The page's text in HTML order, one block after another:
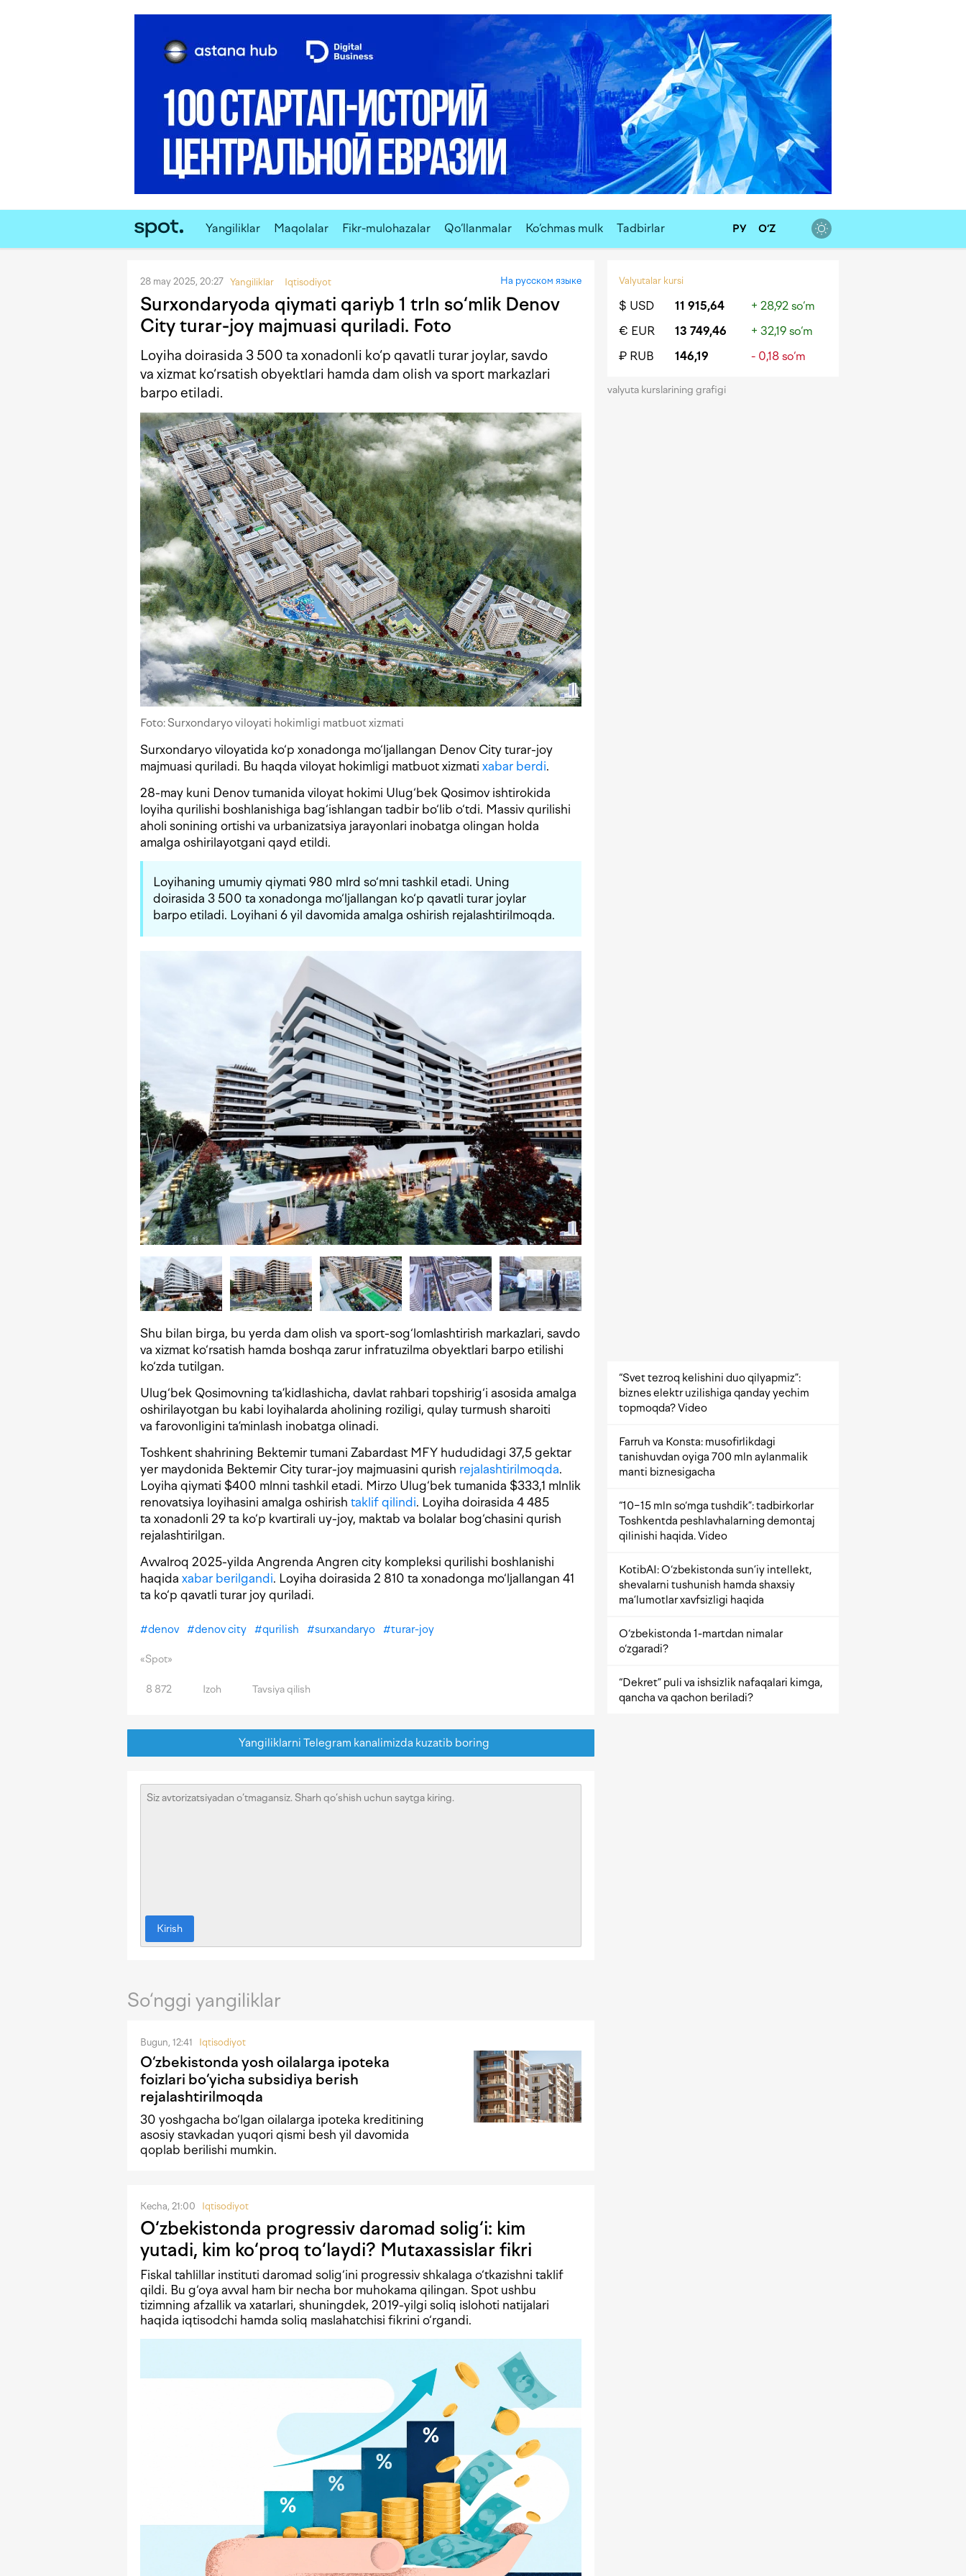
Yangiliklar Maqolalar Fikr-mulohazalar Qo‘llanmalar Ko‘chmas mulk Tadbirlar РУ O‘Z
28 may 2025, 20:27 Yangiliklar Iqtisodiyot На русском языке
Surxondaryoda qiymati qariyb 1 trln so‘mlik Denov
City turar-joy majmuasi quriladi. Foto
Loyiha doirasida 3 500 ta xonadonli ko‘p qavatli turar joylar, savdo
va xizmat ko‘rsatish obyektlari hamda dam olish va sport markazlari
barpo etiladi.
Foto: Surxondaryo viloyati hokimligi matbuot xizmati
Surxondaryo viloyatida ko‘p xonadonga mo‘ljallangan Denov City turar-joy
majmuasi quriladi. Bu haqda viloyat hokimligi matbuot xizmati xabar berdi.
28-may kuni Denov tumanida viloyat hokimi Ulug‘bek Qosimov ishtirokida
loyiha qurilishi boshlanishiga bag‘ishlangan tadbir bo‘lib o‘tdi. Massiv qurilishi
aholi sonining ortishi va urbanizatsiya jarayonlari inobatga olingan holda
amalga oshirilayotgani qayd etildi.
Loyihaning umumiy qiymati 980 mlrd so‘mni tashkil etadi. Uning
doirasida 3 500 ta xonadonga mo‘ljallangan ko‘p qavatli turar joylar
barpo etiladi. Loyihani 6 yil davomida amalga oshirish rejalashtirilmoqda.
Shu bilan birga, bu yerda dam olish va sport-sog‘lomlashtirish markazlari, savdo
va xizmat ko‘rsatish hamda boshqa zarur infratuzilma obyektlari barpo etilishi
ko‘zda tutilgan.
Ulug‘bek Qosimovning ta’kidlashicha, davlat rahbari topshirig‘i asosida amalga
oshirilayotgan bu kabi loyihalarda aholining roziligi, qulay turmush sharoiti
va farovonligini ta’minlash inobatga olinadi.
Toshkent shahrining Bektemir tumani Zabardast MFY hududidagi 37,5 gektar
yer maydonida Bektemir City turar-joy majmuasini qurish rejalashtirilmoqda.
Loyiha qiymati $400 mlnni tashkil etadi. Mirzo Ulug‘bek tumanida $333,1 mlnlik
renovatsiya loyihasini amalga oshirish taklif qilindi. Loyiha doirasida 4 485
ta xonadonli 29 ta ko‘p kvartirali uy-joy, maktab va bolalar bog‘chasini qurish
rejalashtirilgan.
Avvalroq 2025-yilda Angrenda Angren city kompleksi qurilishi boshlanishi
haqida xabar berilgandi. Loyiha doirasida 2 810 ta xonadonga mo‘ljallangan 41
ta ko‘p qavatli turar joy quriladi.
#denov #denov city #qurilish #surxandaryo #turar-joy
«Spot»
8 872 Izoh Tavsiya qilish
Yangiliklarni Telegram kanalimizda kuzatib boring
Kirish
So‘nggi yangiliklar
Bugun, 12:41 Iqtisodiyot
O‘zbekistonda yosh oilalarga ipoteka
foizlari bo‘yicha subsidiya berish
rejalashtirilmoqda
30 yoshgacha bo‘lgan oilalarga ipoteka kreditining
asosiy stavkadan yuqori qismi besh yil davomida
qoplab berilishi mumkin.
Kecha, 21:00 Iqtisodiyot
O‘zbekistonda progressiv daromad solig‘i: kim
yutadi, kim ko‘proq to‘laydi? Mutaxassislar fikri
Fiskal tahlillar instituti daromad solig‘ini progressiv shkalaga o‘tkazishni taklif
qildi. Bu g‘oya avval ham bir necha bor muhokama qilingan. Spot ushbu
tizimning afzallik va xatarlari, shuningdek, 2019-yilgi soliq islohoti natijalari
haqida iqtisodchi hamda soliq maslahatchisi fikrini o‘rgandi.
Valyutalar kursi
$ USD 11 915,64
+ 28,92 so‘m
€ EUR
13 749,46
+ 32,19 so‘m
₽ RUB
146,19 - 0,18 so‘m
valyuta kurslarining grafigi
“Svet tezroq kelishini duo qilyapmiz”:
biznes elektr uzilishiga qanday yechim
topmoqda? Video
Farruh va Konsta: musofirlikdagi
tanishuvdan oyiga 700 mln aylanmalik
manti biznesigacha
“10−15 mln so‘mga tushdik”: tadbirkorlar
Toshkentda peshlavhalarning demontaj
qilinishi haqida. Video
KotibAI: O‘zbekistonda sun’iy intellekt,
shevalarni tushunish hamda shaxsiy
ma’lumotlar xavfsizligi haqida
O‘zbekistonda 1-martdan nimalar
o‘zgaradi?
“Dekret” puli va ishsizlik nafaqalari kimga,
qancha va qachon beriladi?